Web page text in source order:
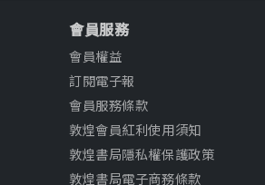
會員服務
會員權益
訂閱電子報
會員服務條款
敦煌會員紅利使用須知
敦煌書局隱私權保護政策
敦煌書局電子商務條款